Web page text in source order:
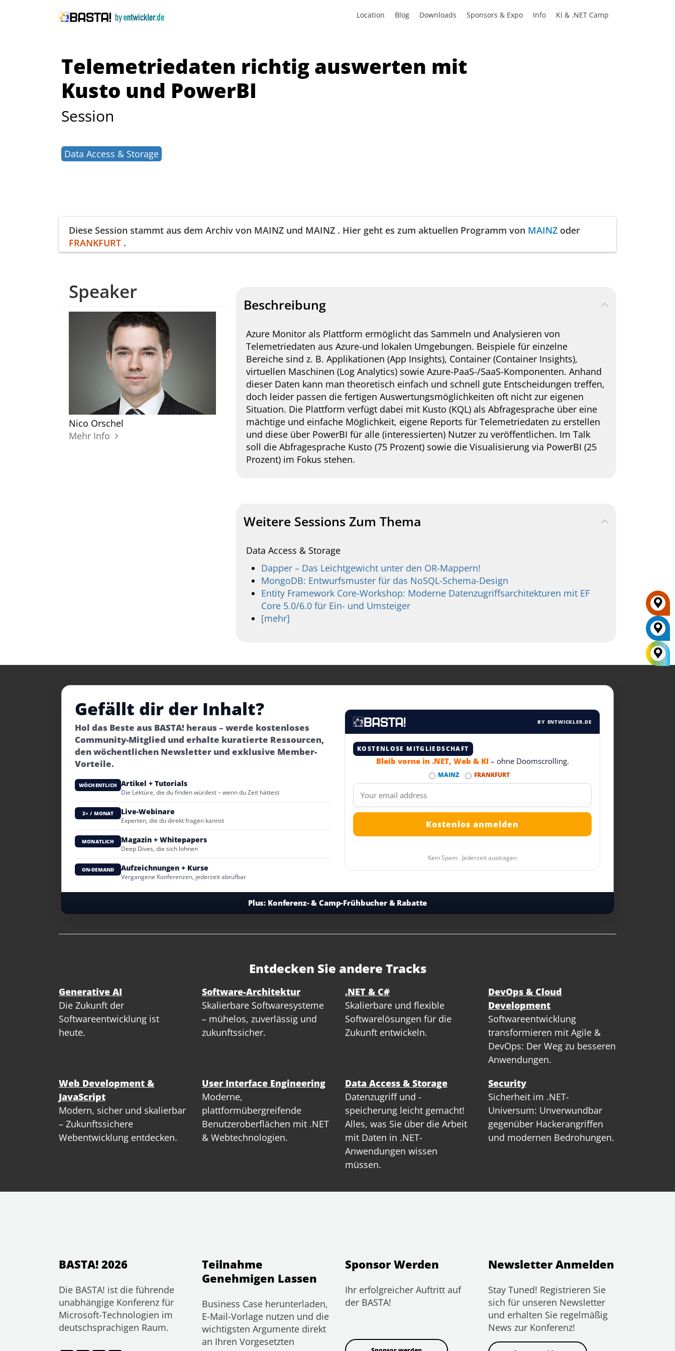
Location Blog Downloads Sponsors & Expo Info KI & .NET Camp
Telemetriedaten richtig auswerten mit
Kusto und PowerBI
Session
Data Access & Storage
Diese Session stammt aus dem Archiv von MAINZ und MAINZ . Hier geht es zum aktuellen Programm von MAINZ oder
FRANKFURT .
Speaker
Nico Orschel
Mehr Info
Beschreibung
Azure Monitor als Plattform ermöglicht das Sammeln und Analysieren von
Telemetriedaten aus Azure-und lokalen Umgebungen. Beispiele für einzelne
Bereiche sind z. B. Applikationen (App Insights), Container (Container Insights),
virtuellen Maschinen (Log Analytics) sowie Azure-PaaS-/SaaS-Komponenten. Anhand
dieser Daten kann man theoretisch einfach und schnell gute Entscheidungen treffen,
doch leider passen die fertigen Auswertungsmöglichkeiten oft nicht zur eigenen
Situation. Die Plattform verfügt dabei mit Kusto (KQL) als Abfragesprache über eine
mächtige und einfache Möglichkeit, eigene Reports für Telemetriedaten zu erstellen
und diese über PowerBI für alle (interessierten) Nutzer zu veröffentlichen. Im Talk
soll die Abfragesprache Kusto (75 Prozent) sowie die Visualisierung via PowerBI (25
Prozent) im Fokus stehen.
Weitere Sessions Zum Thema
Data Access & Storage
Dapper – Das Leichtgewicht unter den OR-Mappern!
MongoDB: Entwurfsmuster für das NoSQL-Schema-Design
Entity Framework Core-Workshop: Moderne Datenzugriffsarchitekturen mit EF
Core 5.0/6.0 für Ein- und Umsteiger
[mehr]
Gefällt dir der Inhalt?
Hol das Beste aus BASTA! heraus – werde kostenloses
Community-Mitglied und erhalte kuratierte Ressourcen,
den wöchentlichen Newsletter und exklusive Member-
Vorteile.
WÖCHENTLICH Artikel + Tutorials
Die Lektüre, die du finden würdest – wenn du Zeit hättest
2× / MONAT Live-Webinare
Experten, die du direkt fragen kannst
MONATLICH Magazin + Whitepapers
Deep Dives, die sich lohnen
ON-DEMAND Aufzeichnungen + Kurse
Vergangene Konferenzen, jederzeit abrufbar
BY ENTWICKLER.DE
KOSTENLOSE MITGLIEDSCHAFT
Bleib vorne in .NET, Web & KI – ohne Doomscrolling.
MAINZ FRANKFURT
Kein Spam . Jederzeit austragen
Plus: Konferenz- & Camp-Frühbucher & Rabatte
Entdecken Sie andere Tracks
Generative AI
Die Zukunft der
Softwareentwicklung ist
heute.
Software-Architektur
Skalierbare Softwaresysteme
– mühelos, zuverlässig und
zukunftssicher.
.NET & C#
Skalierbare und flexible
Softwarelösungen für die
Zukunft entwickeln.
DevOps & Cloud
Development
Softwareentwicklung
transformieren mit Agile &
DevOps: Der Weg zu besseren
Anwendungen.
Web Development &
JavaScript
Modern, sicher und skalierbar
– Zukunftssichere
Webentwicklung entdecken.
User Interface Engineering
Moderne,
plattformübergreifende
Benutzeroberflächen mit .NET
& Webtechnologien.
Data Access & Storage
Datenzugriff und -
speicherung leicht gemacht!
Alles, was Sie über die Arbeit
mit Daten in .NET-
Anwendungen wissen
müssen.
Security
Sicherheit im .NET-
Universum: Unverwundbar
gegenüber Hackerangriffen
und modernen Bedrohungen.
BASTA! 2026
Die BASTA! ist die führende
unabhängige Konferenz für
Microsoft-Technologien im
deutschsprachigen Raum.
Teilnahme
Genehmigen Lassen
Business Case herunterladen,
E-Mail-Vorlage nutzen und die
wichtigsten Argumente direkt
an Ihren Vorgesetzten
Sponsor Werden
Ihr erfolgreicher Auftritt auf
der BASTA!
Newsletter Anmelden
Stay Tuned! Registrieren Sie
sich für unseren Newsletter
und erhalten Sie regelmäßig
News zur Konferenz!